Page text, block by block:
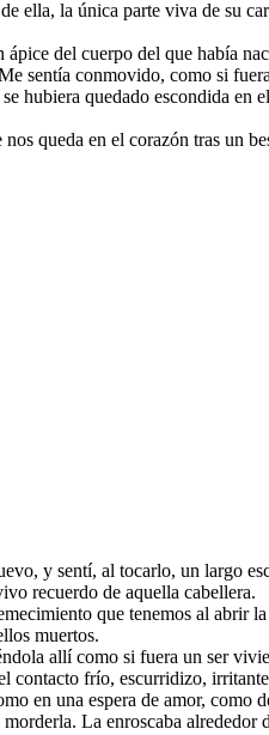
ella, la única parte viva de su
del cuerpo del que había
sentía conmovido, como si
hubiera quedado escondida
queda en el corazón tras un
y sentí, al tocarlo, un largo
recuerdo de aquella cabellera.
que tenemos al abrir
muertos.
allí como si fuera un ser
contacto frío, escurridizo,
en una espera de amor, como
La enroscaba